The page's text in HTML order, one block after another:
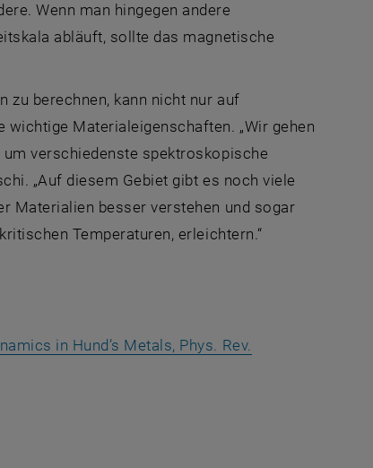
Wenn man hingegen andere
abläuft, sollte das magnetische
zu berechnen, kann nicht nur auf
Materialeigenschaften. „Wir gehen
verschiedenste spektroskopische
„Auf diesem Gebiet gibt es noch viele
Materialien besser verstehen und sogar
Temperaturen, erleichtern.“
in Hund’s Metals, Phys. Rev.